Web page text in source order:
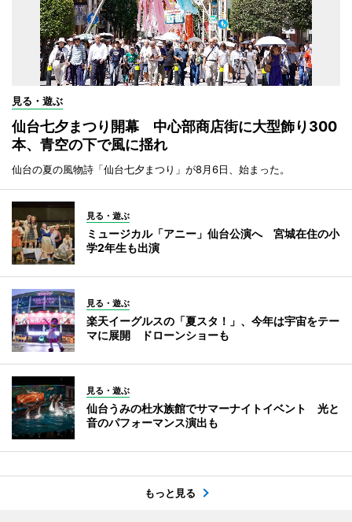
見る・遊ぶ
仙台七夕まつり開幕 中心部商店街に大型飾り300
本、青空の下で風に揺れ
仙台の夏の風物詩「仙台七夕まつり」が8月6日、始まった。
見る・遊ぶ
ミュージカル「アニー」仙台公演へ 宮城在住の小
学2年生も出演
見る・遊ぶ
楽天イーグルスの「夏スタ！」、今年は宇宙をテー
マに展開 ドローンショーも
見る・遊ぶ
仙台うみの杜水族館でサマーナイトイベント 光と
音のパフォーマンス演出も
もっと見る